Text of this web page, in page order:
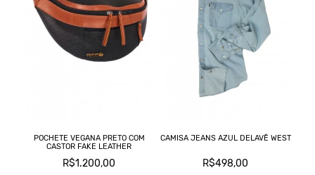
POCHETE VEGANA PRETO COM
CASTOR FAKE LEATHER
R$1.200,00
CAMISA JEANS AZUL DELAVÊ WEST
R$498,00